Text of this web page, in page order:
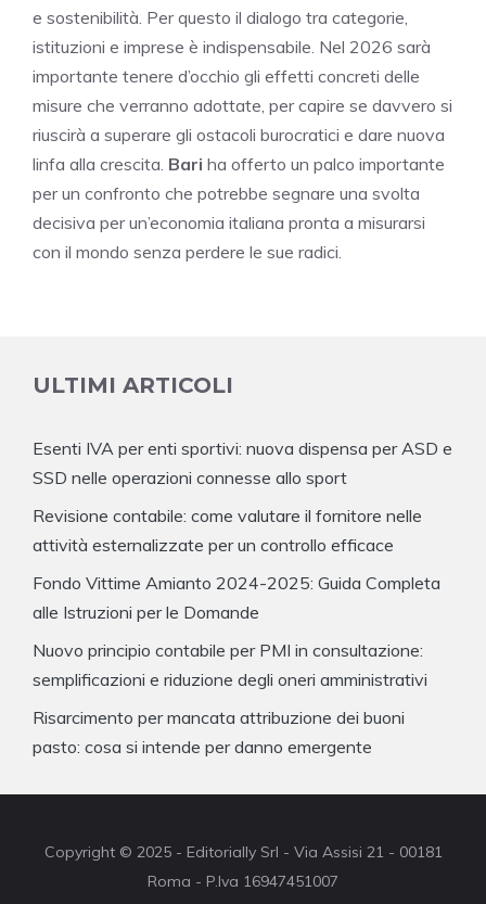
e sostenibilità. Per questo il dialogo tra categorie,
istituzioni e imprese è indispensabile. Nel 2026 sarà
importante tenere d’occhio gli effetti concreti delle
misure che verranno adottate, per capire se davvero si
riuscirà a superare gli ostacoli burocratici e dare nuova
linfa alla crescita. Bari ha offerto un palco importante
per un confronto che potrebbe segnare una svolta
decisiva per un’economia italiana pronta a misurarsi
con il mondo senza perdere le sue radici.
ULTIMI ARTICOLI
Esenti IVA per enti sportivi: nuova dispensa per ASD e
SSD nelle operazioni connesse allo sport
Revisione contabile: come valutare il fornitore nelle
attività esternalizzate per un controllo efficace
Fondo Vittime Amianto 2024-2025: Guida Completa
alle Istruzioni per le Domande
Nuovo principio contabile per PMI in consultazione:
semplificazioni e riduzione degli oneri amministrativi
Risarcimento per mancata attribuzione dei buoni
pasto: cosa si intende per danno emergente
Copyright © 2025 - Editorially Srl - Via Assisi 21 - 00181
Roma - P.Iva 16947451007